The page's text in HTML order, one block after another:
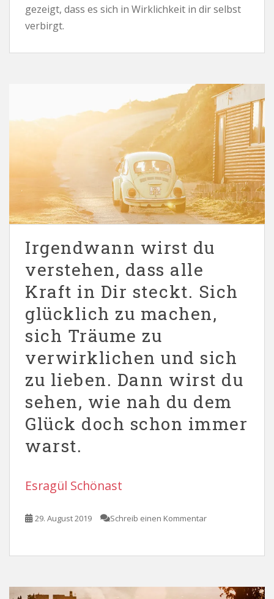
gezeigt, dass es sich in Wirklichkeit in dir selbst
verbirgt.
Irgendwann wirst du
verstehen, dass alle
Kraft in Dir steckt. Sich
glücklich zu machen,
sich Träume zu
verwirklichen und sich
zu lieben. Dann wirst du
sehen, wie nah du dem
Glück doch schon immer
warst.
Esragül Schönast
29. August 2019 Schreib einen Kommentar